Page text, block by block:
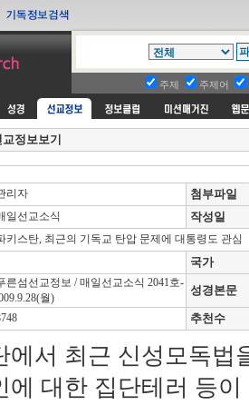
주제 주제어
정보보기
리자
첨부파일
일선교소식
작성일
키스탄, 최근의 기독교 탄압 문제에 대통령도 관심
국가
른섬선교정보 / 매일선교소식 2041호-
월)
성경본문
추천수
에서 최근 신성모독법
에 대한 집단테러 등이